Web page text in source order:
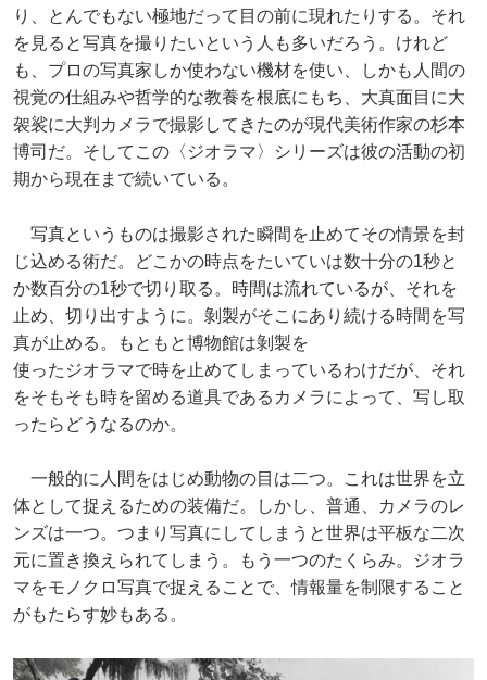
り、とんでもない極地だって目の前に現れたりする。それ
を見ると写真を撮りたいという人も多いだろう。けれど
も、プロの写真家しか使わない機材を使い、しかも人間の
視覚の仕組みや哲学的な教養を根底にもち、大真面目に大
袈裟に大判カメラで撮影してきたのが現代美術作家の杉本
博司だ。そしてこの〈ジオラマ〉シリーズは彼の活動の初
期から現在まで続いている。
写真というものは撮影された瞬間を止めてその情景を封
じ込める術だ。どこかの時点をたいていは数十分の1秒と
か数百分の1秒で切り取る。時間は流れているが、それを
止め、切り出すように。剝製がそこにあり続ける時間を写
真が止める。もともと博物館は剝製を
使ったジオラマで時を止めてしまっているわけだが、それ
をそもそも時を留める道具であるカメラによって、写し取
ったらどうなるのか。
一般的に人間をはじめ動物の目は二つ。これは世界を立
体として捉えるための装備だ。しかし、普通、カメラのレ
ンズは一つ。つまり写真にしてしまうと世界は平板な二次
元に置き換えられてしまう。もう一つのたくらみ。ジオラ
マをモノクロ写真で捉えることで、情報量を制限すること
がもたらす妙もある。